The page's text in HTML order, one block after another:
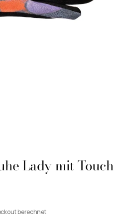
Lady mit Touch
berechnet